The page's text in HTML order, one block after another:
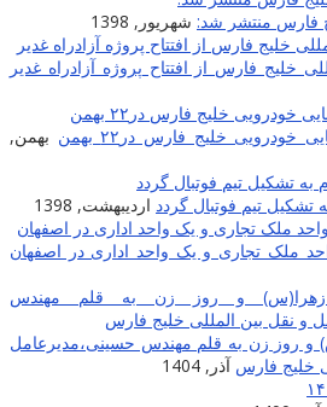
فارس منتشر شد: شهریور, 1398
خلیج فارس از افتتاح پروژه آزادراه غدیر
خلیج فارس در۲۲ بهمن
بهمن,
تشکیل تیم فوتبال گردد اردیبهشت, 1398
ملک تجاری و یک واحد اداری در اصفهان
روز زن به قلم مهندس حسینی،مدیرعامل
خلیج فارس آذر, 1404